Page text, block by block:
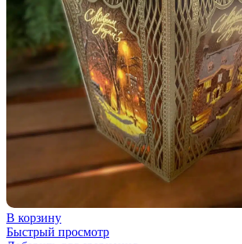
В корзину
Быстрый просмотр